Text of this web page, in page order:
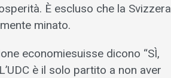
È escluso che la Svizzera
minato.
economiesuisse dicono “SÌ,
è il solo partito a non aver